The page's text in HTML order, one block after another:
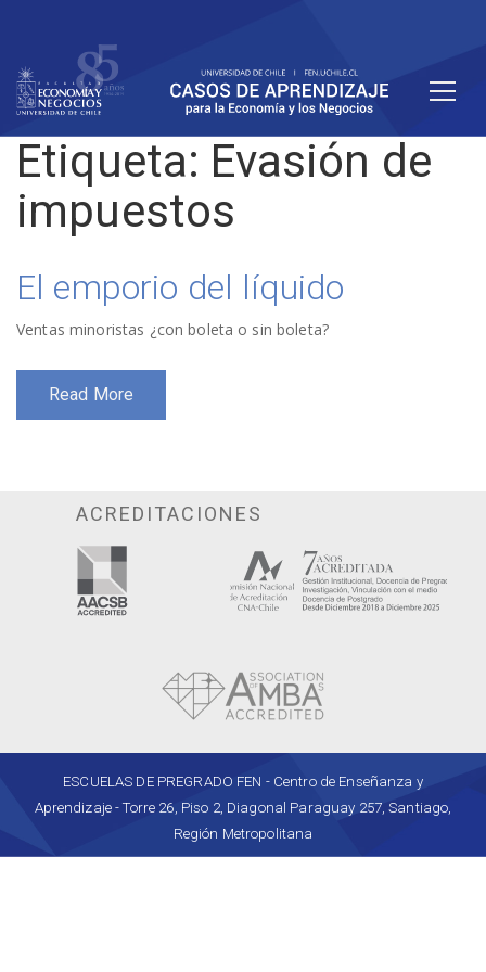
Etiqueta: Evasión de
impuestos
El emporio del líquido
Ventas minoristas ¿con boleta o sin boleta?
Read More
ACREDITACIONES
ESCUELAS DE PREGRADO FEN - Centro de Enseñanza y
Aprendizaje - Torre 26, Piso 2, Diagonal Paraguay 257, Santiago,
Región Metropolitana